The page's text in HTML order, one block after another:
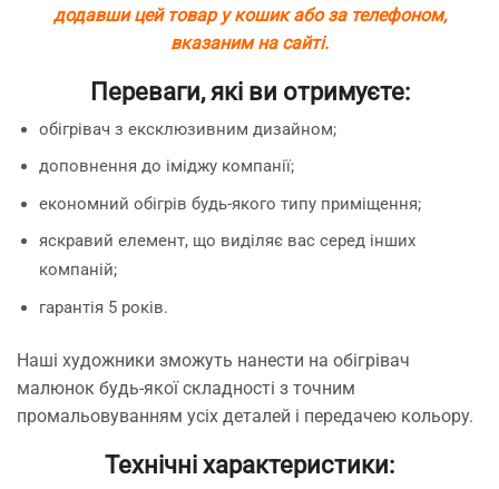
додавши цей товар у кошик або за телефоном,
вказаним на сайті.
Переваги, які ви отримуєте:
обігрівач з ексклюзивним дизайном;
доповнення до іміджу компанії;
економний обігрів будь-якого типу приміщення;
яскравий елемент, що виділяє вас серед інших
компаній;
гарантія 5 років.
Наші художники зможуть нанести на обігрівач
малюнок будь-якої складності з точним
промальовуванням усіх деталей і передачею кольору.
Технічні характеристики: